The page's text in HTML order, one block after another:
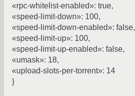
«rpc-whitelist-enabled»: true,
«speed-limit-down»: 100,
«speed-limit-down-enabled»: false,
«speed-limit-up»: 100,
«speed-limit-up-enabled»: false,
«umask»: 18,
«upload-slots-per-torrent»: 14
}